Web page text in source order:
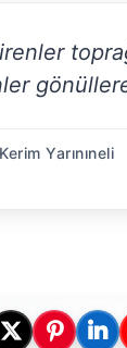
Kerim Yarınıneli